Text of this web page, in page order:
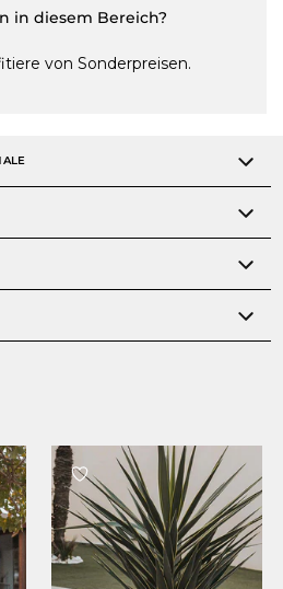
in diesem Bereich?
von Sonderpreisen.